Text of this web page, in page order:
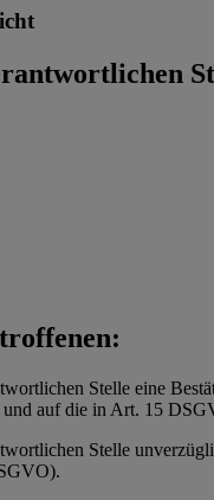
Stelle eine
auf die in Art. 15
Stelle